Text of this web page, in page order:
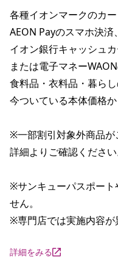
各種イオンマークのカ
AEON Payのスマホ決済、
イオン銀行キャッシュカ
または電子マネー
食料品・衣料品・暮ら
今ついている本体価格か
※一部割引対象外商品が
詳細よりご確認ください
※サンキューパスポート
せん。
※専門店では実施内容が
詳細をみる